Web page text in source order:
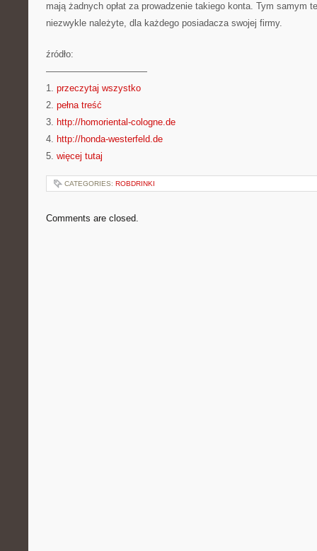
mają żadnych opłat za prowadzenie takiego konta. Tym samym
niezwykle należyte, dla każdego posiadacza swojej firmy.
źródło:
———————————
1. przeczytaj wszystko
2. pełna treść
3. http://homoriental-cologne.de
4. http://honda-westerfeld.de
5. więcej tutaj
CATEGORIES: ROBDRINKI
Comments are closed.